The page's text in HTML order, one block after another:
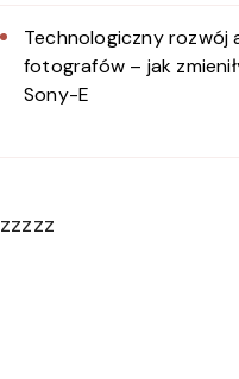
Technologiczny rozwój
fotografów – jak
Sony-E
zzzzz